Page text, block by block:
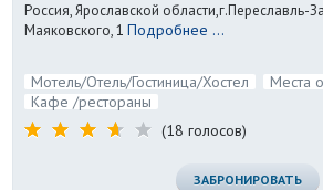
Россия, Ярославской области,г.Переславль-
Маяковского, 1 Подробнее ...
Мотель/Отель/Гостиница/Хостел
Места
Кафе /рестораны
(18 голосов)
ЗАБРОНИРОВАТЬ